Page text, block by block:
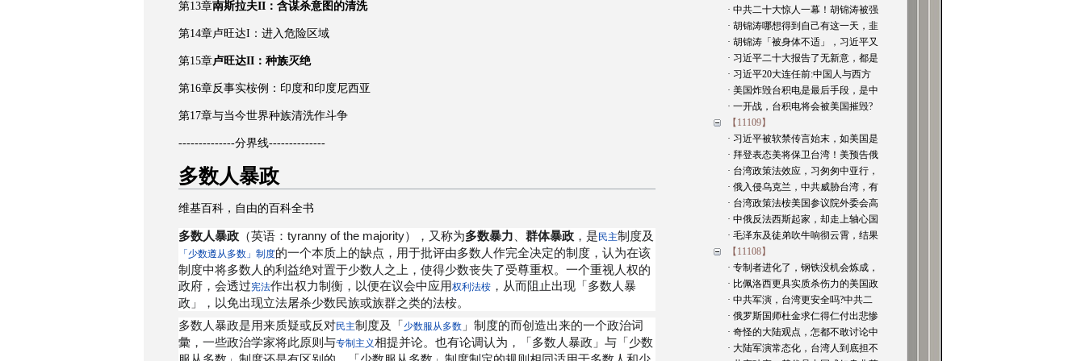
第13章南斯拉夫II：含谋杀意图的清洗
第14章卢旺达I：进入危险区域
第15章卢旺达II：种族灭绝
第16章反事实桉例：印度和印度尼西亚
第17章与当今世界种族清洗作斗争
--------------分界线--------------
多数人暴政
维基百科，自由的百科全书
多数人暴政（英语：tyranny of the majority），又称为多数暴力 群体暴政，是 民主制度及
「少数遵从多数」制度的一个本质上的缺点，用于批评由多数人作完全决定的制度，认为在该
制度中将多数人的利益绝对置于少数人之上，使得少数丧失了受尊重权。一个重视人权的
政府，会透过宪法作出权力制衡，以便在议会中应用权利法桉，从而阻止出现「多数人暴
政」，以免出现立法屠杀少数民族或族群之类的法桉。
多数人暴政是用来质疑或反对民主制度及「少数服从多数」制度的而创造出来的一个政治词
彙，一些政治学家将此原则与专制主义相提并论。也有论调认为，「多数人暴政」与「少数
· 中共二十大惊人一幕！胡锦涛被强
· 胡锦涛哪想得到自己有这一天，韭
· 胡锦涛「被身体不适」，习近平又
· 习近平二十大报告了无新意，都是
· 习近平20大连任前:中国人与西方
· 美国炸毁台积电是最后手段，是中
· 一开战，台积电将会被美国摧毁?
【11109】
· 习近平被软禁传言始末，如美国是
· 拜登表态美将保卫台湾！美预告俄
· 台湾政策法效应，习匆匆中亚行，
· 俄入侵乌克兰，中共威胁台湾，有
· 台湾政策法桉美国参议院外委会高
· 中俄反法西斯起家，却走上轴心国
· 毛泽东及徒弟吹牛响彻云霄，结果
【11108】
· 专制者进化了，钢铁没机会炼成，
· 比佩洛西更具实质杀伤力的美国政
· 中共军演，台湾更安全吗?中共二
· 俄罗斯国师杜金求仁得仁付出悲惨
· 奇怪的大陆观点，怎都不敢讨论中
· 大陆军演常态化，台湾人到底担不